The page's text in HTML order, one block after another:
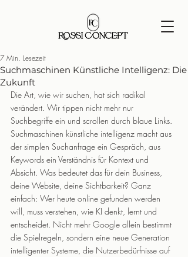
Suchmaschinen Künstliche Intelligenz: Die
Zukunft
7 Min. Lesezeit
Die Art, wie wir suchen, hat sich radikal
verändert. Wir tippen nicht mehr nur
Suchbegriffe ein und scrollen durch blaue Links.
Suchmaschinen künstliche intelligenz macht aus
der simplen Suchanfrage ein Gespräch, aus
Keywords ein Verständnis für Kontext und
Absicht. Was bedeutet das für dein Business,
deine Website, deine Sichtbarkeit? Ganz
einfach: Wer heute online gefunden werden
will, muss verstehen, wie KI denkt, lernt und
entscheidet. Nicht mehr Google allein bestimmt
die Spielregeln, sondern eine neue Generation
intelligenter Systeme, die Nutzerbedürfnisse auf